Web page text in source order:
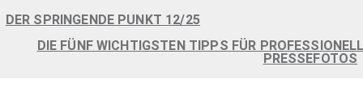
DER SPRINGENDE PUNKT 12/25
DIE FÜNF WICHTIGSTEN TIPPS FÜR
PRESSEFOTOS